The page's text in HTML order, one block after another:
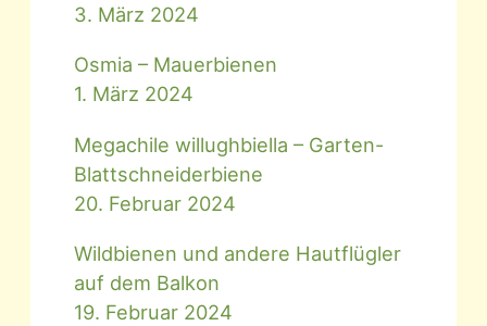
3. März 2024
Osmia – Mauerbienen
1. März 2024
Megachile willughbiella – Garten-
Blattschneiderbiene
20. Februar 2024
Wildbienen und andere Hautflügler
auf dem Balkon
19. Februar 2024